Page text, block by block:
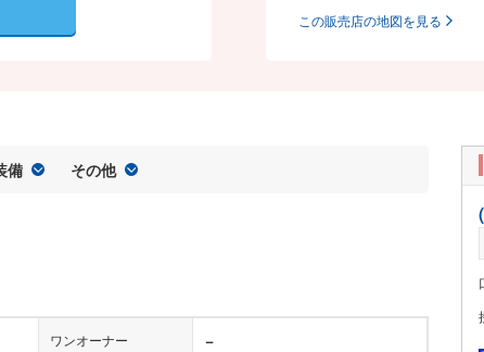
この販売店の地図を見る
備 その他
ワンオーナー −